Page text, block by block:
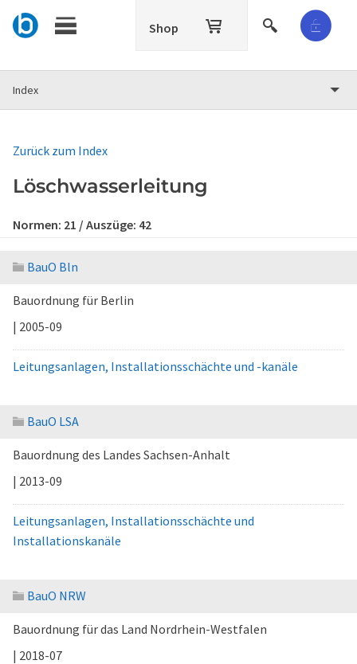
Shop
Index
Zurück zum Index
Löschwasserleitung
Normen: 21 / Auszüge: 42
BauO Bln
Bauordnung für Berlin
| 2005-09
Leitungsanlagen, Installationsschächte und -kanäle
BauO LSA
Bauordnung des Landes Sachsen-Anhalt
| 2013-09
Leitungsanlagen, Installationsschächte und
Installationskanäle
BauO NRW
Bauordnung für das Land Nordrhein-Westfalen
| 2018-07